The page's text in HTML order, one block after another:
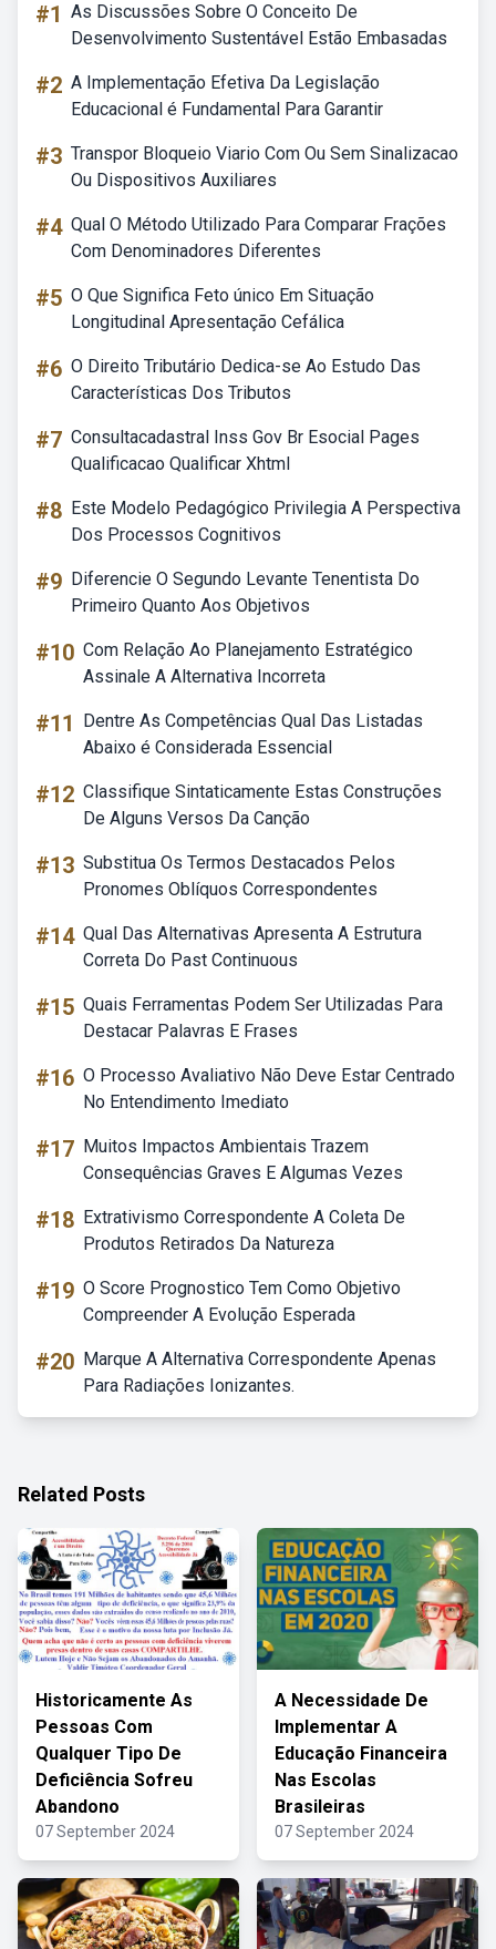
#1 As Discussões Sobre O Conceito De
Desenvolvimento Sustentável Estão Embasadas
#2 A Implementação Efetiva Da Legislação
Educacional é Fundamental Para Garantir
#3 Transpor Bloqueio Viario Com Ou Sem Sinalizacao
Ou Dispositivos Auxiliares
#4 Qual O Método Utilizado Para Comparar Frações
Com Denominadores Diferentes
#5 O Que Significa Feto único Em Situação
Longitudinal Apresentação Cefálica
#6 O Direito Tributário Dedica-se Ao Estudo Das
Características Dos Tributos
#7 Consultacadastral Inss Gov Br Esocial Pages
Qualificacao Qualificar Xhtml
#8 Este Modelo Pedagógico Privilegia A Perspectiva
Dos Processos Cognitivos
#9 Diferencie O Segundo Levante Tenentista Do
Primeiro Quanto Aos Objetivos
#10 Com Relação Ao Planejamento Estratégico
Assinale A Alternativa Incorreta
#11
Dentre As Competências Qual Das Listadas
Abaixo é Considerada Essencial
#12 Classifique Sintaticamente Estas Construções
De Alguns Versos Da Canção
#13 Substitua Os Termos Destacados Pelos
Pronomes Oblíquos Correspondentes
#14 Qual Das Alternativas Apresenta A Estrutura
Correta Do Past Continuous
#15 Quais Ferramentas Podem Ser Utilizadas Para
Destacar Palavras E Frases
#16 O Processo Avaliativo Não Deve Estar Centrado
No Entendimento Imediato
#17 Muitos Impactos Ambientais Trazem
Consequências Graves E Algumas Vezes
#18 Extrativismo Correspondente A Coleta De
Produtos Retirados Da Natureza
#19 O Score Prognostico Tem Como Objetivo
Compreender A Evolução Esperada
#20 Marque A Alternativa Correspondente Apenas
Para Radiações Ionizantes.
Related Posts
Historicamente As
Pessoas Com
Qualquer Tipo De
Deficiência Sofreu
Abandono
07 September 2024
A Necessidade De
Implementar A
Educação Financeira
Nas Escolas
Brasileiras
07 September 2024